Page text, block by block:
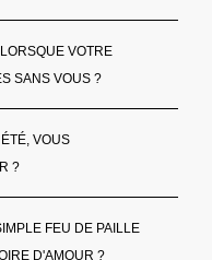
VOTRE
SANS VOUS ?
VOUS
?
FEU DE PAILLE
D'AMOUR ?